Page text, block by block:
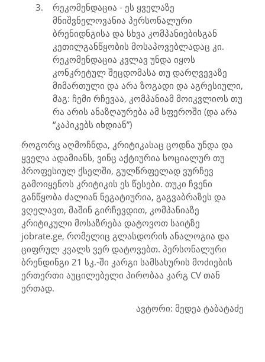
3. რეკომენდაცია - ეს ყველაზე
მნიშვნელოვანია პერსონალური
ბრენიდნგისა და სხვა კომპანიებისგან
კეთილგანწყობის მოსაპოვებლადაც კი.
რეკომენდაცია კვლავ უნდა იყოს
კონკრეტულ შეცდომასა თუ დარღვევაზე
მიმართული და არა ზოგადი და აგრესიული,
მაგ: ჩემი რჩევაა, კომპანიამ მოიკვლიოს თუ
რა არის ანაზღაურება ამ სფეროში (და არა
“კაპიკებს იხდიან”)
როგორც აღმოჩნდა, კრიტიკასაც ცოდნა უნდა და
ყველა ადამიანს, ვინც აქტიურია სოციალურ თუ
პროფესიულ ქსელში, გულწრფელად ვურჩევ
გამოიყენოს კრიტიკის ეს წესები. თუკი ჩვენი
განწყობა ძალიან ნეგატიურია, გაგვაბრაზეს და
ვღელავთ, მაშინ გირჩევდით, კომპანიაზე
კრიტიკული მოსაზრება დატოვოთ საიტზე
jobrate.ge, რომელიც გლასდორის ანალოგია და
ციფრულ კვალს ვერ დატოვებთ. პერსონალური
ბრენდინგი 21 სკ.-ში კარგი სამსახურის მოძიების
ერთერთი აუცილებელი პირობაა კარგ CV თან
ერთად.
ავტორი: მედეა ტაბატაძე